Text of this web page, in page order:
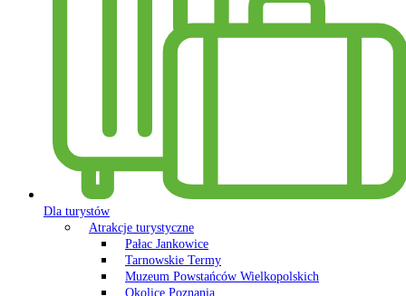
Dla turystów
Atrakcje turystyczne
Pałac Jankowice
Tarnowskie Termy
Muzeum Powstańców Wielkopolskich
Okolice Poznania